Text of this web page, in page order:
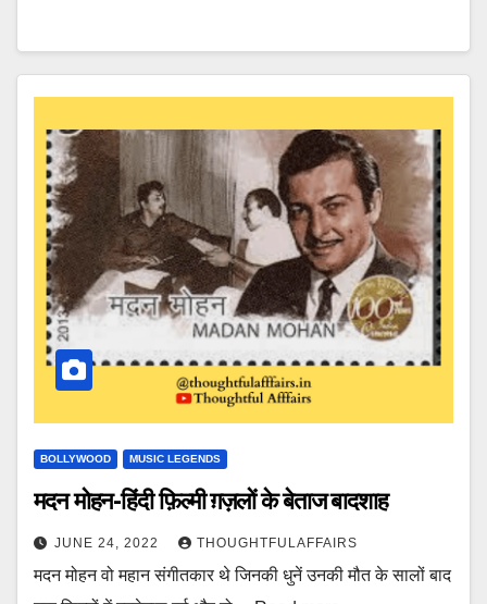
BOLLYWOOD MUSIC LEGENDS
मदन मोहन-हिंदी फ़िल्मी ग़ज़लों के बेताज बादशाह
JUNE 24, 2022 THOUGHTFULAFFAIRS
मदन मोहन वो महान संगीतकार थे जिनकी धुनें उनकी मौत के सालों बाद